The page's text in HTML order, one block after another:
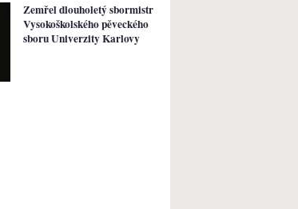
Zemřel dlouholetý sbormistr
Vysokoškolského pěveckého
sboru Univerzity Karlovy